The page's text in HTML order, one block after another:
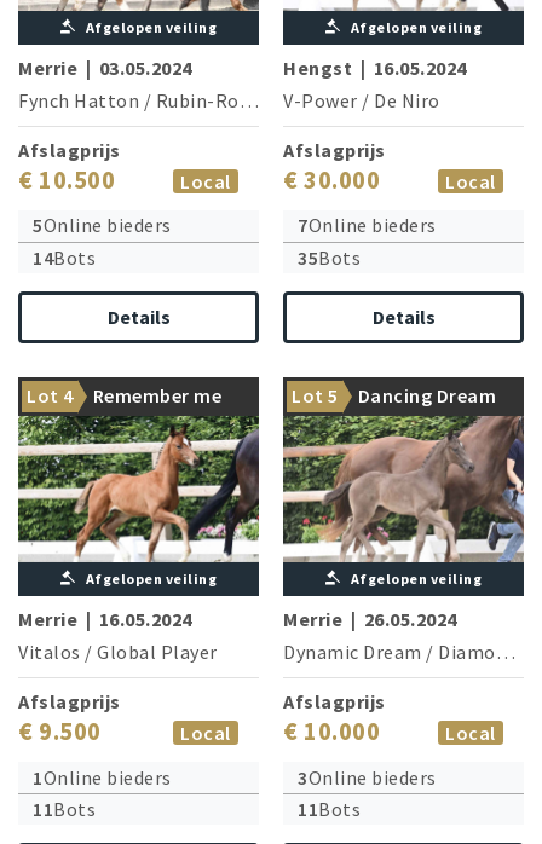
Afgelopen veiling
Merrie | 03.05.2024
Fynch Hatton / Rubin-Royal
Afslagprijs
€ 10.500
Local
5Online bieders
14Bots
Details
Afgelopen veiling
Hengst | 16.05.2024
V-Power / De Niro
Afslagprijs
€ 30.000
Local
7Online bieders
35Bots
Details
Lot 4 Remember me
From the dam line: Rubin-
Royal & Glock’s Romanov
Afgelopen veiling
Merrie | 16.05.2024
Vitalos / Global Player
Afslagprijs
€ 9.500
Local
1Online bieders
11Bots
Lot 5
Dancing Dream
van Hof Ter Wilde
Black pearl from the famous
Abita/Elfen family
Afgelopen veiling
Merrie | 26.05.2024
Dynamic Dream / Diamond Hit
Afslagprijs
€ 10.000
Local
3Online bieders
11Bots